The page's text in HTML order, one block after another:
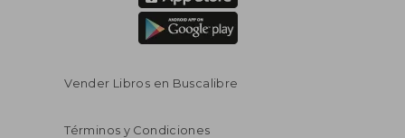
Vender Libros en Buscalibre
Términos y Condiciones